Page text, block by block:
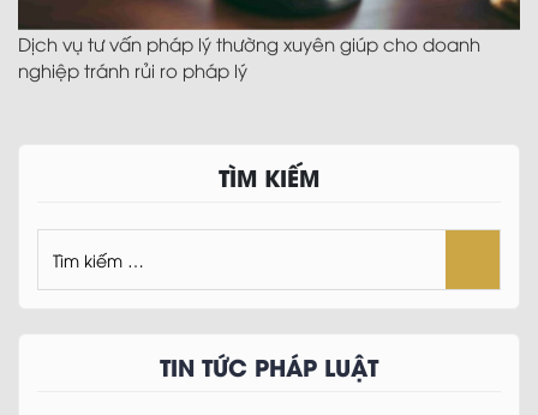
Dịch vụ tư vấn pháp lý thường xuyên giúp cho doanh
nghiệp tránh rủi ro pháp lý
TÌM KIẾM
TIN TỨC PHÁP LUẬT